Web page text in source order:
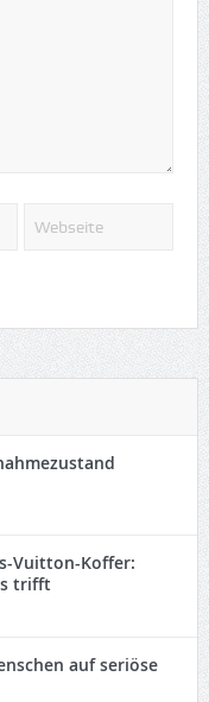
Vuitton-Koffer:
trifft
auf seriöse